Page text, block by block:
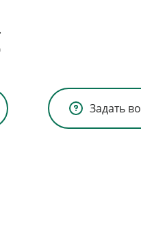
Задать